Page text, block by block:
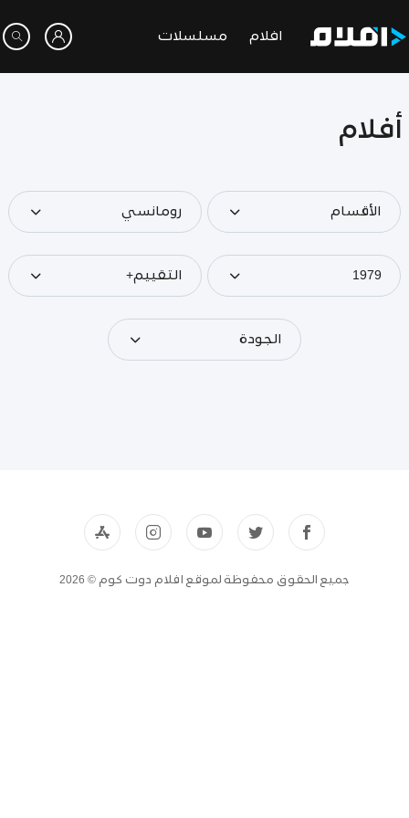
افلام مسلسلات
أفلام
الأقسام رومانسي
1979 التقييم+
الجودة
جميع الحقوق محفوظة لموقع افلام دوت كوم © 2026